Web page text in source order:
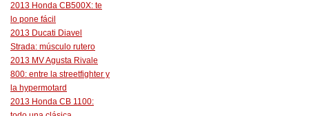
2013 Honda CB500X: te
lo pone fácil
2013 Ducati Diavel
Strada: músculo rutero
2013 MV Agusta Rivale
800: entre la streetfighter y
la hypermotard
2013 Honda CB 1100: